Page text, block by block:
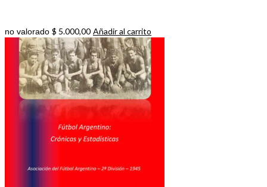
no valorado $ 5.000,00 Añadir al carrito